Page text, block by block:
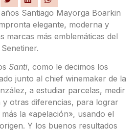
Santiago Mayorga Boarkin
elegante, moderna y
marcas más emblemáticas del
Santi, como le decimos los
junto al chief winemaker de la
a estudiar parcelas, medir
y otras diferencias, para lograr
la «apelación», usando el
Y los buenos resultados